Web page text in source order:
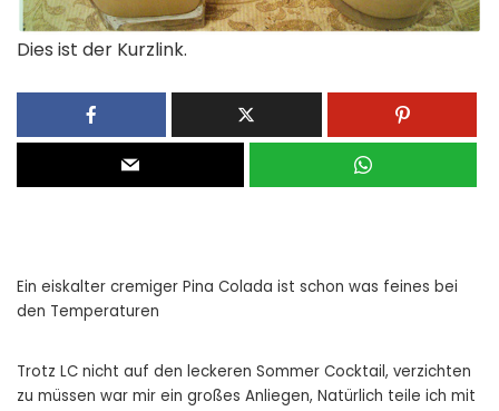
Dies ist der Kurzlink.
Ein eiskalter cremiger Pina Colada ist schon was feines bei
den Temperaturen
Trotz LC nicht auf den leckeren Sommer Cocktail, verzichten
zu müssen war mir ein großes Anliegen, Natürlich teile ich mit